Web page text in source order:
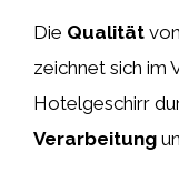
Die Qualität von
zeichnet sich im
Hotelgeschirr
Verarbeitung